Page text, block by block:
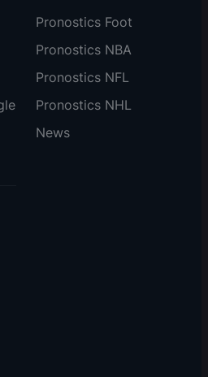
Pronostics Foot
Pronostics NBA
Pronostics NFL
Pronostics NHL
News